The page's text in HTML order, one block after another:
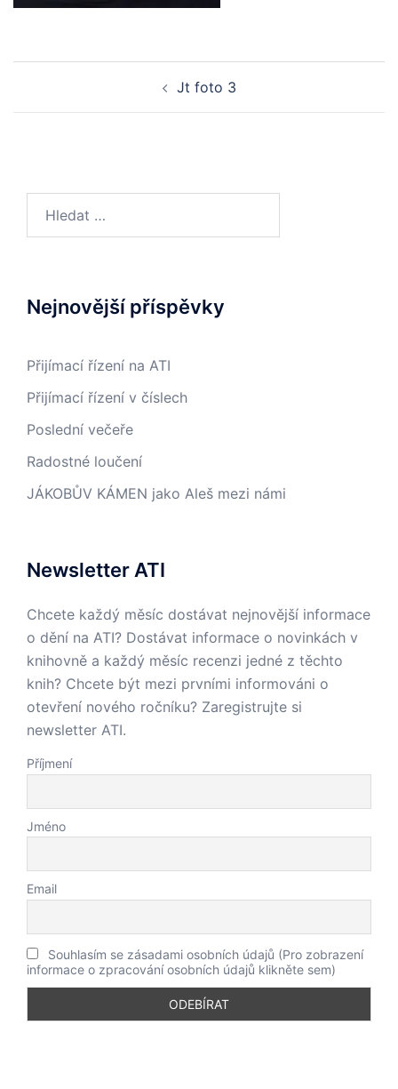
Jt foto 3
Nejnovější příspěvky
Přijímací řízení na ATI
Přijímací řízení v číslech
Poslední večeře
Radostné loučení
JÁKOBŮV KÁMEN jako Aleš mezi námi
Newsletter ATI
Chcete každý měsíc dostávat nejnovější informace
o dění na ATI? Dostávat informace o novinkách v
knihovně a každý měsíc recenzi jedné z těchto
knih? Chcete být mezi prvními informováni o
otevření nového ročníku? Zaregistrujte si
newsletter ATI.
Příjmení
Jméno
Email
Souhlasím se zásadami osobních údajů (Pro zobrazení
informace o zpracování osobních údajů klikněte sem)